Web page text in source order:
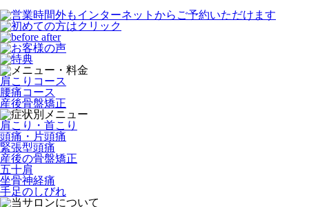
肩こりコース
腰痛コース
産後骨盤矯正
肩こり・首こり
頭痛・片頭痛
緊張型頭痛
産後の骨盤矯正
五十肩
坐骨神経痛
手足のしびれ